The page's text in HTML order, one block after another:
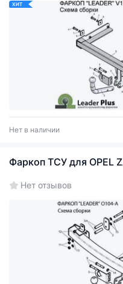
ХИТ
Нет в наличии
Фаркоп ТСУ для OPEL
Нет отзывов